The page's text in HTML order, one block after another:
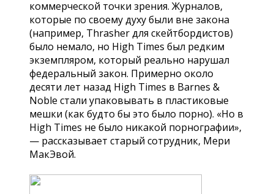
коммерческой точки зрения. Журналов,
которые по своему духу были вне закона
(например, Thrasher для скейтбордистов)
было немало, но High Times был редким
экземпляром, который реально нарушал
федеральный закон. Примерно около
десяти лет назад High Times в Barnes &
Noble стали упаковывать в пластиковые
мешки (как будто бы это было порно). «Но в
High Times не было никакой порнографии»,
— рассказывает старый сотрудник, Мери
МакЭвой.